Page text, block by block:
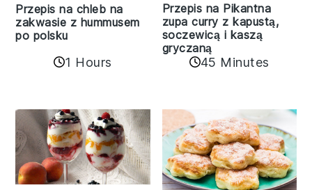
Przepis na chleb na
zakwasie z hummusem
po polsku
1 Hours
Przepis na Pikantna
zupa curry z kapustą,
soczewicą i kaszą
gryczaną
45 Minutes